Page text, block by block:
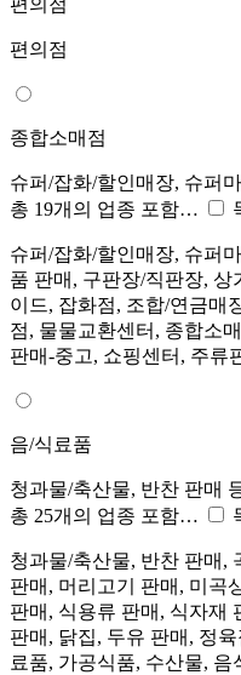
편의점
편의점
종합소매점
슈퍼/잡화/할인매장, 슈퍼
총 19개의 업종 포함…
슈퍼/잡화/할인매장, 슈퍼
품 판매, 구판장/직판장, 상
이드, 잡화점, 조합/연금매
점, 물물교환센터, 종합소
판매-중고, 쇼핑센터, 주류
음/식료품
청과물/축산물, 반찬 판매
총 25개의 업종 포함…
청과물/축산물, 반찬 판매,
판매, 머리고기 판매, 미곡
판매, 식용류 판매, 식자재
판매, 닭집, 두유 판매, 정
료품, 가공식품, 수산물, 음